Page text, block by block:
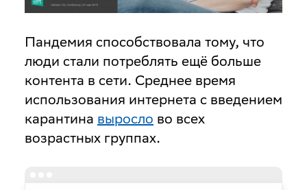
Пандемия способствовала тому, что
люди стали потреблять ещё больше
контента в сети. Среднее время
использования интернета с введением
карантина выросло во всех
возрастных группах.